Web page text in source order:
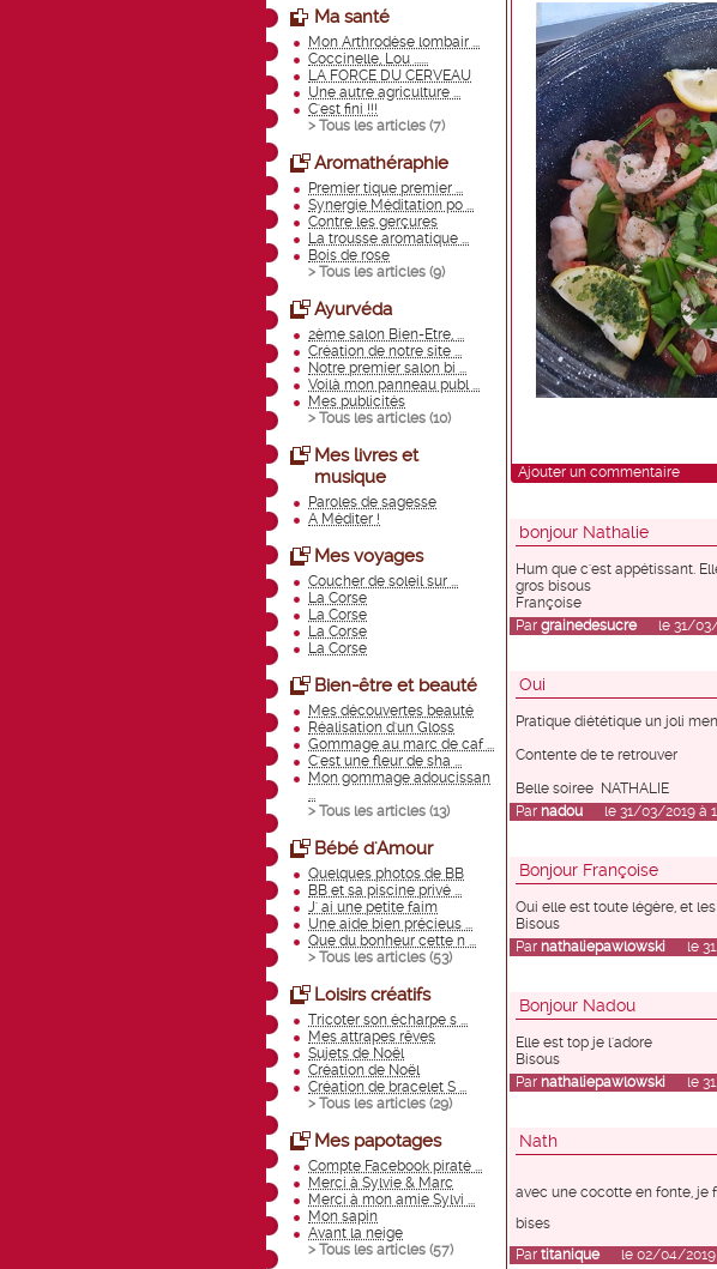
Ma santé
Mon Arthrodèse lombair ...
Coccinelle, Lou ......
LA FORCE DU CERVEAU
Une autre agriculture ...
C'est fini !!!
> Tous les articles (7)
Aromathéraphie
Premier tique premier ...
Synergie Méditation po ...
Contre les gerçures
La trousse aromatique ...
Bois de rose
> Tous les articles (9)
Ayurvéda
2ème salon Bien-Etre, ...
Création de notre site ...
Notre premier salon bi ...
Voilà mon panneau publ ...
Mes publicités
> Tous les articles (10)
Mes livres et
musique
Paroles de sagesse
A Méditer !
Mes voyages
Coucher de soleil sur ...
La Corse
La Corse
La Corse
La Corse
Bien-être et beauté
Mes découvertes beauté
Réalisation d'un Gloss
Gommage au marc de caf ...
C'est une fleur de sha ...
Mon gommage adoucissan
...
> Tous les articles (13)
Bébé d'Amour
Quelques photos de BB
BB et sa piscine privé ...
J' ai une petite faim
Une aide bien précieus ...
Que du bonheur cette n ...
> Tous les articles (53)
Loisirs créatifs
Tricoter son écharpe s ...
Mes attrapes rêves
Sujets de Noël
Création de Noël
Création de bracelet S ...
> Tous les articles (29)
Mes papotages
Compte Facebook piraté ...
Merci à Sylvie & Marc
Merci à mon amie Sylvi ...
Mon sapin
Avant la neige
> Tous les articles (57)
Ajouter un commentaire
bonjour Nathalie
Hum que c'est appétissant.
gros bisous
Françoise
Par grainedesucrele 31/03/
Oui
Pratique diététique un joli
Contente de te retrouver
Belle soiree NATHALIE
Par nadoule 31/03/2019 à
Bonjour Françoise
Oui elle est toute légère, et
Bisous
Par nathaliepawlowski le 31/
Bonjour Nadou
Elle est top je l'adore
Bisous
Par nathaliepawlowski le 31/
Nath
avec une cocotte en fonte, je
bises
Par titaniquele 02/04/2019